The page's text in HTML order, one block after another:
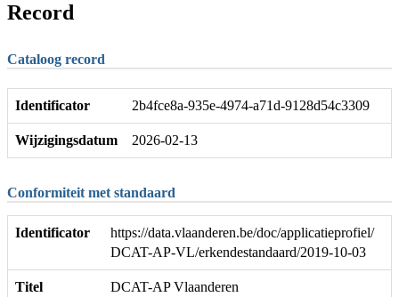
Record
Cataloog record
Identificator 2b4fce8a-935e-4974-a71d-9128d54c3309
Wijzigingsdatum 2026-02-13
Conformiteit met standaard
Identificator
https://data.vlaanderen.be/doc/applicatieprofiel/
DCAT-AP-VL/erkendestandaard/2019-10-03
Titel DCAT-AP Vlaanderen